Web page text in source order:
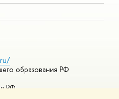
образования РФ
РФ